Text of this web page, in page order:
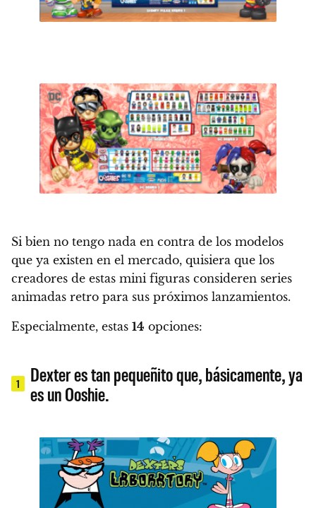
Si bien no tengo nada en contra de los modelos
que ya existen en el mercado, quisiera que los
creadores de estas mini figuras consideren series
animadas retro para sus próximos lanzamientos.
Especialmente, estas 14 opciones:
1
Dexter es tan pequeñito que, básicamente, ya
es un Ooshie.